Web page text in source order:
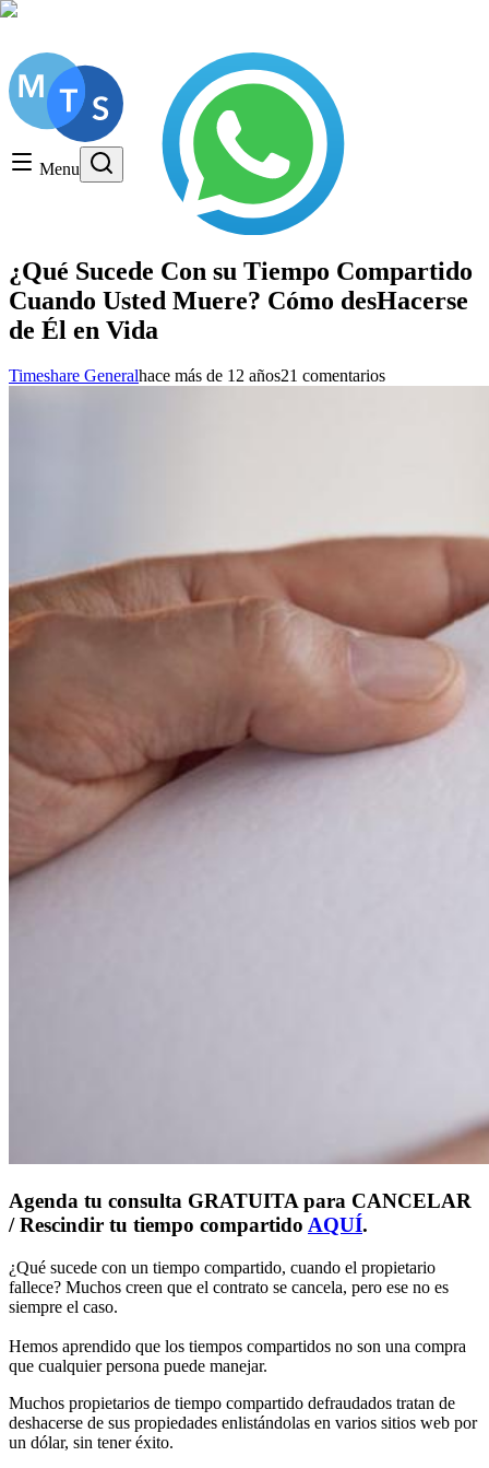
Menu
Timeshare General
Timeshare Cancellation
Timeshare Rentals and Resales
Timeshare Scams and Fraud
¿Qué Sucede Con su Tiempo Compartido
Cuando Usted Muere? Cómo desHacerse
de Él en Vida
Timeshare Generalhace más de 12 años21 comentarios
Agenda tu consulta GRATUITA para CANCELAR
/ Rescindir tu tiempo compartido AQUÍ.
¿Qué sucede con un tiempo compartido, cuando el propietario
fallece? Muchos creen que el contrato se cancela, pero ese no es
siempre el caso.
Hemos aprendido que los tiempos compartidos no son una compra
que cualquier persona puede manejar.
Muchos propietarios de tiempo compartido defraudados tratan de
deshacerse de sus propiedades enlistándolas en varios sitios web por
un dólar, sin tener éxito.